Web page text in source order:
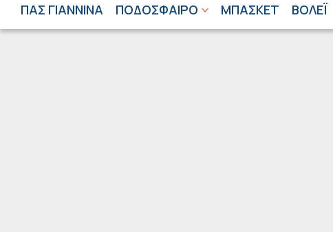
ΠΑΣ ΓΙΑΝΝΙΝΑ ΠΟΔΟΣΦΑΙΡΟ ΜΠΑΣΚΕΤ ΒΟΛΕΪ